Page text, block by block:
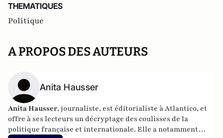
THEMATIQUES
Politique
A PROPOS DES AUTEURS
Anita Hausser
Anita Hausser, journaliste, est éditorialiste à Atlantico, et
offre à ses lecteurs un décryptage des coulisses de la
politique française et internationale. Elle a notamment